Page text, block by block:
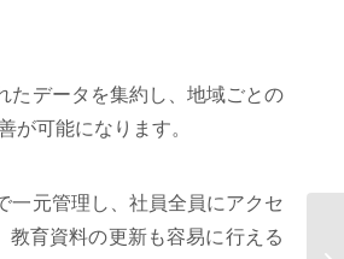
たデータを集約し、地域ごとの
可能になります。
一元管理し、社員全員にアクセ
育資料の更新も容易に行える